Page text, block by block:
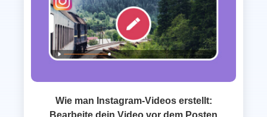
Wie man Instagram‑Videos erstellt:
Bearbeite dein Video vor dem Posten